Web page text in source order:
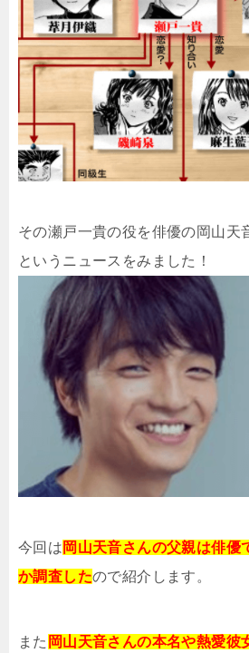
その瀬戸一貴の役を俳優の岡山天
というニュースをみました！
今回は 岡山天音さんの父親は俳優
か調査したので紹介します。
また 岡山天音さんの本名や熱愛彼